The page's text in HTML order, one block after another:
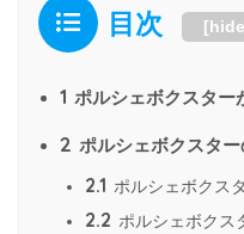
目次 [hide
1 ポルシェボクスター
2 ポルシェボクスタ
2.1 ポルシェボクス
2.2 ポルシェボクス